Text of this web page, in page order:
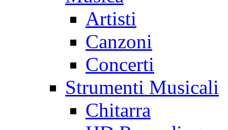
Artisti
Canzoni
Concerti
Strumenti Musicali
Chitarra